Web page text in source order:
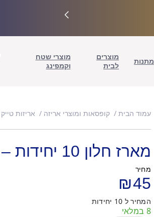
מתנות
מוצרים
לבית
מוצרי שטח
וקמפינג
עמוד הבית קופסאות ומוצרי אריזה אריזות טייק
מארז חלון 10 יחידות – 35/25/10
מחיר
₪45
המחיר ל 10 יחידות
8 במלאי